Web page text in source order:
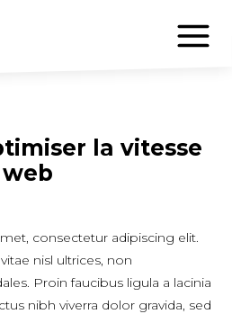
la vitesse
consectetur adipiscing elit.
nisl ultrices, non
Proin faucibus ligula a lacinia
nibh viverra dolor gravida, sed